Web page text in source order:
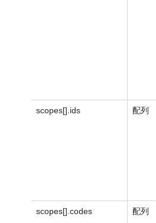
scopes[].ids 配列
scopes[].codes 配列